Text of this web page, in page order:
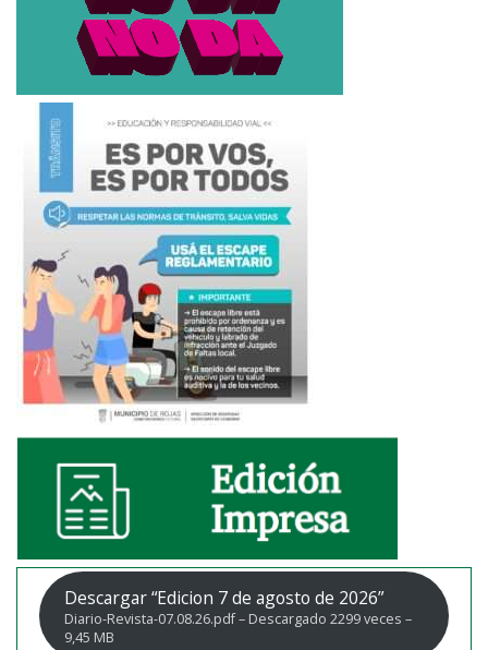
Descargar “Edicion 7 de agosto de 2026”
Diario-Revista-07.08.26.pdf – Descargado 2299 veces –
9,45 MB